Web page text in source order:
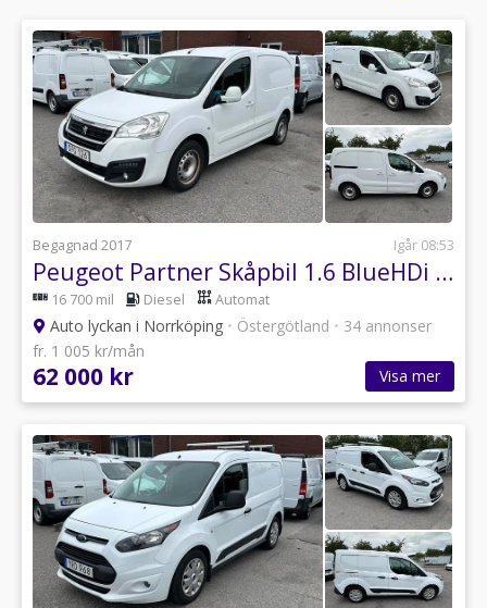
Begagnad 2017 Igår 08:53
Peugeot Partner Skåpbil 1.6 BlueHDi EGS Euro 6 / Moms / Leasebar
16 700 mil Diesel Automat
Auto lyckan i Norrköping • Östergötland • 34 annonser
fr. 1 005 kr/mån
62 000 kr Visa mer